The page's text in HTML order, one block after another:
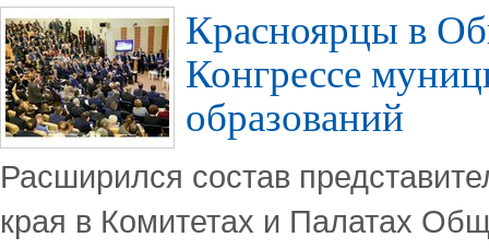
Красноярцы в
Конгрессе
образований
Расширился состав
края в Комитетах и Палатах